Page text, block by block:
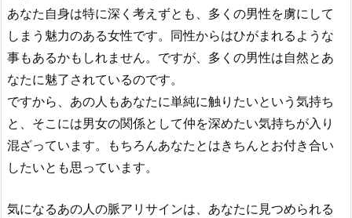
あなた自身は特に深く考えずとも、多くの男性を虜にして
しまう魅力のある女性です。同性からはひがまれるような
事もあるかもしれません。ですが、多くの男性は自然とあ
なたに魅了されているのです。
ですから、あの人もあなたに単純に触りたいという気持ち
と、そこには男女の関係として仲を深めたい気持ちが入り
混ざっています。もちろんあなたとはきちんとお付き合い
したいとも思っています。
気になるあの人の脈アリサインは、あなたに見つめられる